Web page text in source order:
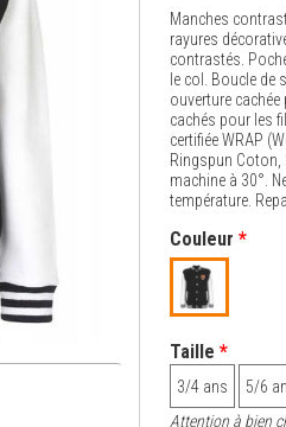
Manches
rayures
contrastés.
le col. Boucle de
ouverture
cachés pour les
certifiée WRAP
Ringspun Coton,
machine à 30°.
température.
Couleur *
Taille *
3/4 ans 5/6
Attention à bien